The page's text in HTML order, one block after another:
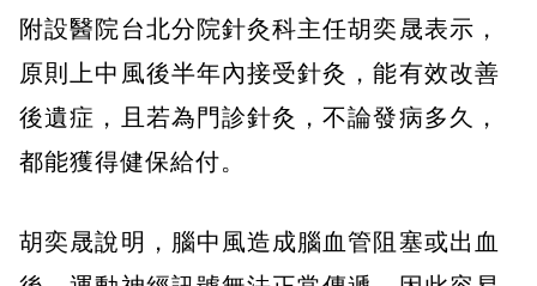
附設醫院台北分院針灸科主任胡奕晟表示，
原則上中風後半年內接受針灸，能有效改善
後遺症，且若為門診針灸，不論發病多久，
都能獲得健保給付。
胡奕晟說明，腦中風造成腦血管阻塞或出血